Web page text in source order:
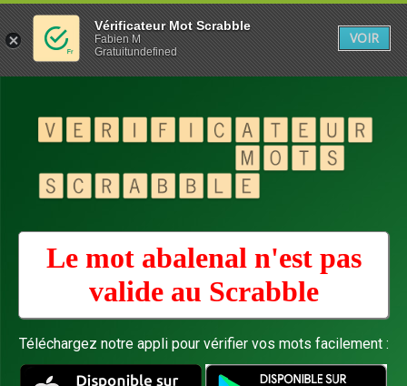
Le mot abalenal n'est pas
valide au Scrabble
Téléchargez notre appli pour vérifier vos mots facilement :
Vérificateur Mot Scrabble
Fabien M
Gratuitundefined
VOIR